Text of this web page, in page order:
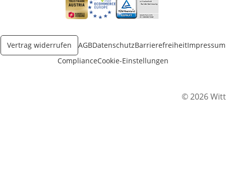
Öffnet in neuem Fenster
Öffnet in neuem Fenster
Öffnet in neuem Fenster
Vertrag widerrufen AGBDatenschutzBarrierefreiheitImpressum
ComplianceCookie-Einstellungen
© 2026 Witt